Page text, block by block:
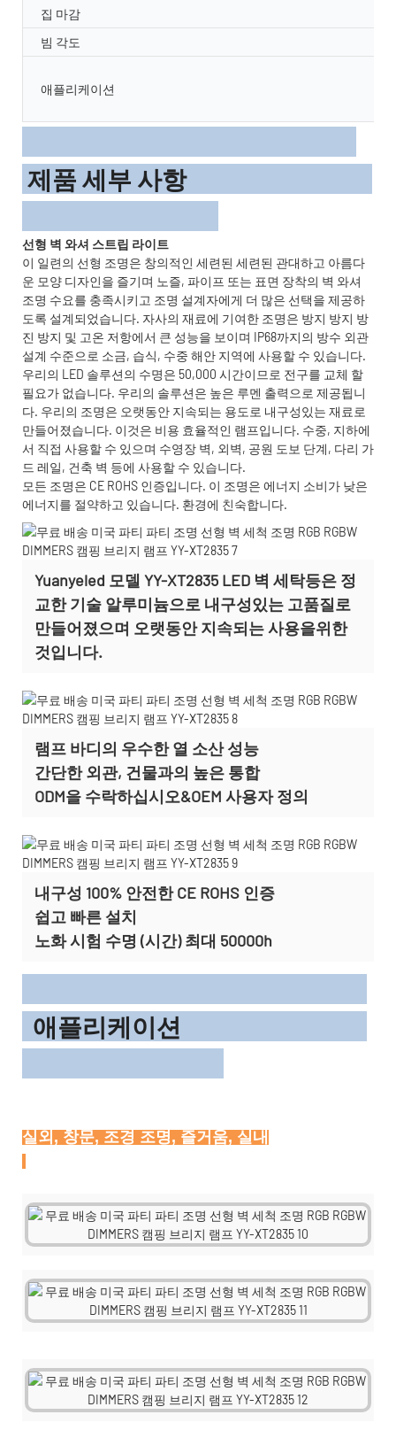
집 마감
빔 각도
애플리케이션
제품 세부 사항
선형 벽 와셔 스트립 라이트
이 일련의 선형 조명은 창의적인 세련된 세련된 관대하고 아름다
운 모양 디자인을 즐기며 노즐, 파이프 또는 표면 장착의 벽 와셔
조명 수요를 충족시키고 조명 설계자에게 더 많은 선택을 제공하
도록 설계되었습니다. 자사의 재료에 기여한 조명은 방지 방지 방
진 방지 및 고온 저항에서 큰 성능을 보이며 IP68까지의 방수 외관
설계 수준으로 소금, 습식, 수중 해안 지역에 사용할 수 있습니다.
우리의 LED 솔루션의 수명은 50,000 시간이므로 전구를 교체 할
필요가 없습니다. 우리의 솔루션은 높은 루멘 출력으로 제공됩니
다. 우리의 조명은 오랫동안 지속되는 용도로 내구성있는 재료로
만들어졌습니다. 이것은 비용 효율적인 램프입니다. 수중, 지하에
서 직접 사용할 수 있으며 수영장 벽, 외벽, 공원 도보 단계, 다리 가
드 레일, 건축 벽 등에 사용할 수 있습니다.
모든 조명은 CE ROHS 인증입니다. 이 조명은 에너지 소비가 낮은
에너지를 절약하고 있습니다. 환경에 친숙합니다.
Yuanyeled 모델 YY-XT2835 LED 벽 세탁등은 정
교한 기술 알루미늄으로 내구성있는 고품질로
만들어졌으며 오랫동안 지속되는 사용을위한
것입니다.
램프 바디의 우수한 열 소산 성능
간단한 외관, 건물과의 높은 통합
ODM을 수락하십시오&OEM 사용자 정의
내구성 100% 안전한 CE ROHS 인증
쉽고 빠른 설치
노화 시험 수명 (시간) 최대 50000h
애플리케이션